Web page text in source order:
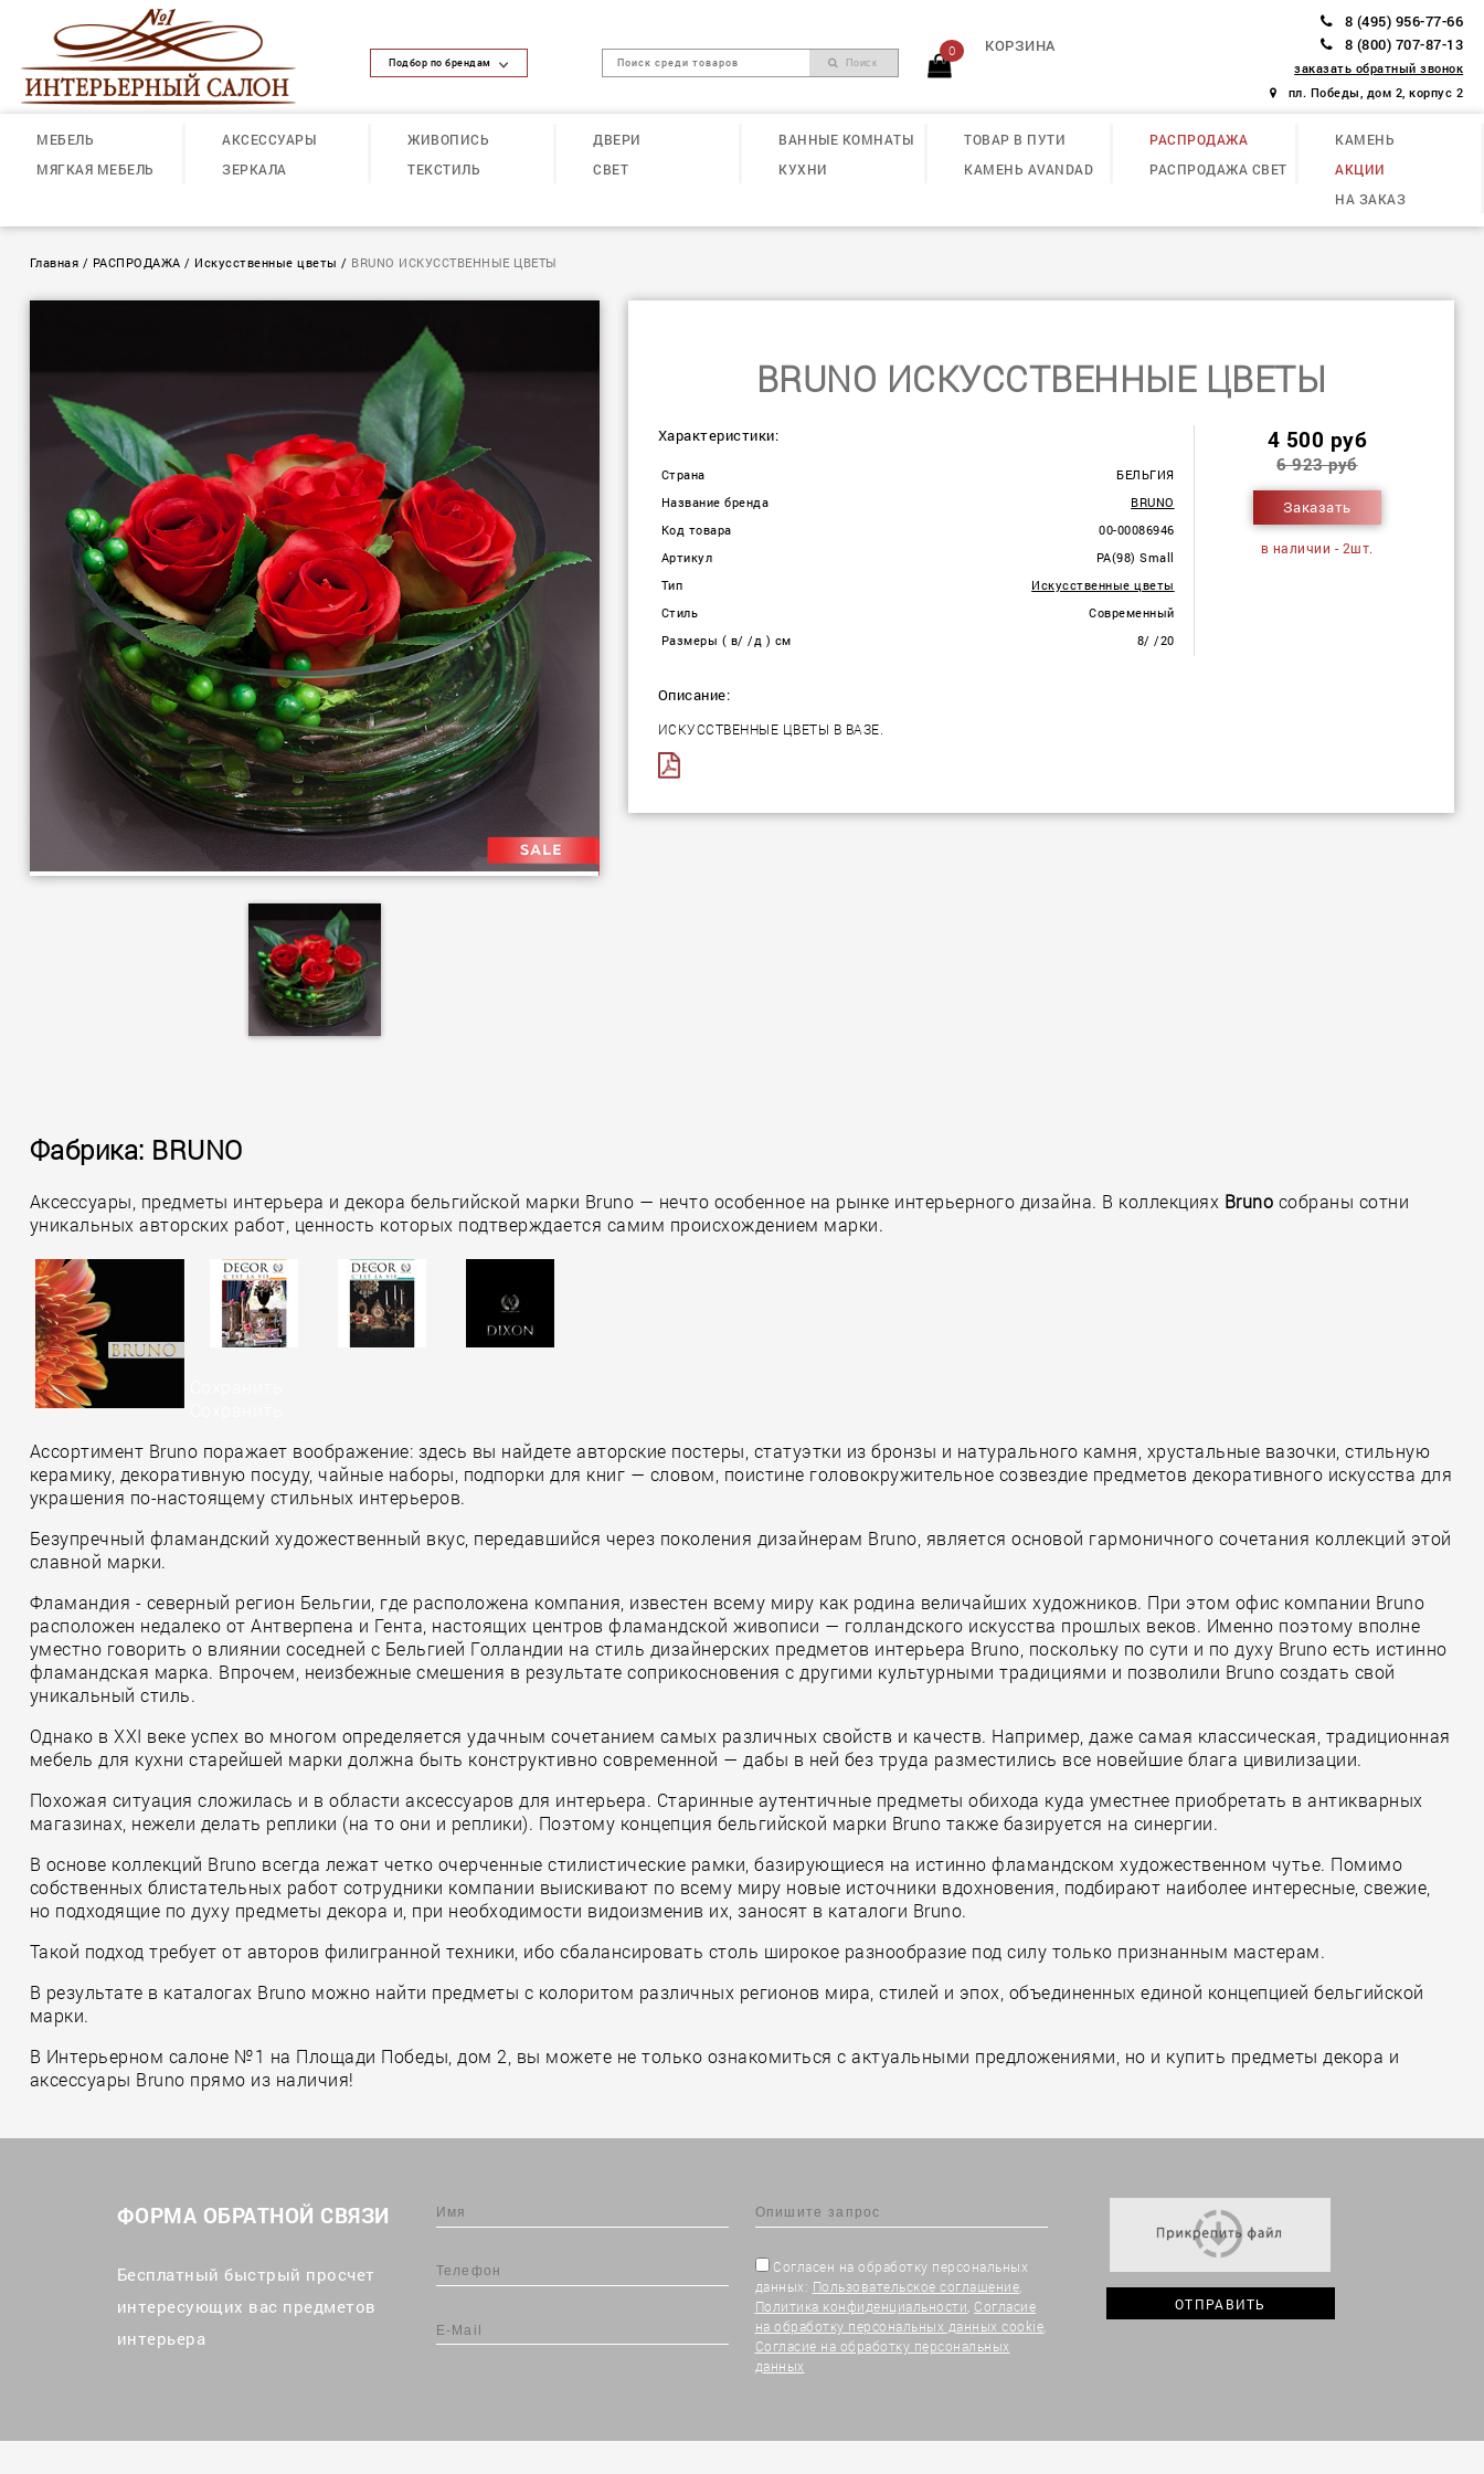
Подбор по брендам Поиск
0 КОРЗИНА
8 (495) 956-77-66
8 (800) 707-87-13
заказать обратный звонок
пл. Победы, дом 2, корпус 2
МЕБЕЛЬ
МЯГКАЯ МЕБЕЛЬ
АКСЕССУАРЫ
ЗЕРКАЛА
ЖИВОПИСЬ
ТЕКСТИЛЬ
ДВЕРИ
СВЕТ
ВАННЫЕ КОМНАТЫ
КУХНИ
ТОВАР В ПУТИ
КАМЕНЬ AVANDAD
РАСПРОДАЖА
РАСПРОДАЖА СВЕТ
КАМЕНЬ
АКЦИИ
НА ЗАКАЗ
Главная / РАСПРОДАЖА / Искусственные цветы / BRUNO ИСКУССТВЕННЫЕ ЦВЕТЫ
BRUNO ИСКУССТВЕННЫЕ ЦВЕТЫ
Характеристики:
Страна
БЕЛЬГИЯ
Название бренда
BRUNO
Код товара
00-00086946
Артикул
PA(98) Small
Тип
Искусственные цветы
Стиль
Современный
Размеры ( в/ /д ) см
8/ /20
4 500 руб
6 923 руб
Заказать
в наличии - 2шт.
Описание:
ИСКУССТВЕННЫЕ ЦВЕТЫ В ВАЗЕ.
Фабрика: BRUNO
Аксессуары, предметы интерьера и декора бельгийской марки Bruno — нечто особенное на рынке интерьерного дизайна. В коллекциях Bruno собраны сотни
уникальных авторских работ, ценность которых подтверждается самим происхождением марки.
Ассортимент Bruno поражает воображение: здесь вы найдете авторские постеры, статуэтки из бронзы и натурального камня, хрустальные вазочки, стильную
керамику, декоративную посуду, чайные наборы, подпорки для книг — словом, поистине головокружительное созвездие предметов декоративного искусства для
украшения по-настоящему стильных интерьеров.
Безупречный фламандский художественный вкус, передавшийся через поколения дизайнерам Bruno, является основой гармоничного сочетания коллекций этой
славной марки.
Фламандия - северный регион Бельгии, где расположена компания, известен всему миру как родина величайших художников. При этом офис компании Bruno
расположен недалеко от Антверпена и Гента, настоящих центров фламандской живописи — голландского искусства прошлых веков. Именно поэтому вполне
уместно говорить о влиянии соседней с Бельгией Голландии на стиль дизайнерских предметов интерьера Bruno, поскольку по сути и по духу Bruno есть истинно
фламандская марка. Впрочем, неизбежные смешения в результате соприкосновения с другими культурными традициями и позволили Bruno создать свой
уникальный стиль.
Однако в XXI веке успех во многом определяется удачным сочетанием самых различных свойств и качеств. Например, даже самая классическая, традиционная
мебель для кухни старейшей марки должна быть конструктивно современной — дабы в ней без труда разместились все новейшие блага цивилизации.
Похожая ситуация сложилась и в области аксессуаров для интерьера. Старинные аутентичные предметы обихода куда уместнее приобретать в антикварных
магазинах, нежели делать реплики (на то они и реплики). Поэтому концепция бельгийской марки Bruno также базируется на синергии.
В основе коллекций Bruno всегда лежат четко очерченные стилистические рамки, базирующиеся на истинно фламандском художественном чутье. Помимо
собственных блистательных работ сотрудники компании выискивают по всему миру новые источники вдохновения, подбирают наиболее интересные, свежие,
но подходящие по духу предметы декора и, при необходимости видоизменив их, заносят в каталоги Bruno.
Такой подход требует от авторов филигранной техники, ибо сбалансировать столь широкое разнообразие под силу только признанным мастерам.
В результате в каталогах Bruno можно найти предметы с колоритом различных регионов мира, стилей и эпох, объединенных единой концепцией бельгийской
марки.
В Интерьерном салоне №1 на Площади Победы, дом 2, вы можете не только ознакомиться с актуальными предложениями, но и купить предметы декора и
аксессуары Bruno прямо из наличия!
ФОРМА ОБРАТНОЙ СВЯЗИ
Бесплатный быстрый просчет
интересующих вас предметов
интерьера
Согласен на обработку персональных
данных: Пользовательское соглашение,
Политика конфиденциальности, Согласие
на обработку персональных данных cookie,
Согласие на обработку персональных
данных